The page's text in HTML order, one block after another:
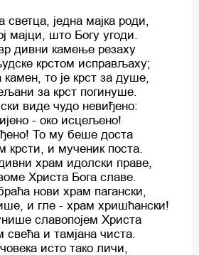
светца, једна мајка роди,
мајци, што Богу угоди.
дивни камење резаху
крстом исправљаху;
то је крст за душе,
за крст погинуше.
виде чудо невиђено:
- око исцељено!
То му беше доста
крсти, и мученик поста.
храм идолски праве,
Христа Бога славе.
нови храм пагански,
и гле - храм хришћански!
славопојем Христа
свећа и тамјана чиста.
исто тако личи,